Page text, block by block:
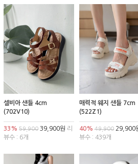
셀비아 샌들 4cm
(702V10)
33% 59,900 39,900원 리
뷰수 : 6개
매력적 웨지 샌들 7cm
(522Z1)
40% 49,90029,900
뷰수 : 439개